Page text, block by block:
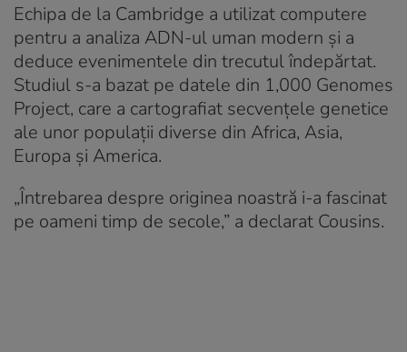
Echipa de la Cambridge a utilizat computere
pentru a analiza ADN-ul uman modern și a
deduce evenimentele din trecutul îndepărtat.
Studiul s-a bazat pe datele din 1,000 Genomes
Project, care a cartografiat secvențele genetice
ale unor populații diverse din Africa, Asia,
Europa și America.
„Întrebarea despre originea noastră i-a fascinat
pe oameni timp de secole,” a declarat Cousins.